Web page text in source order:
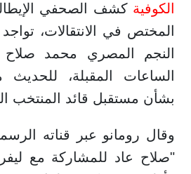
الكوفية كشف الصحفي
المختص في الانتقالات،
النجم المصري محمد صلاح
الساعات المقبلة، للحديث
بشأن مستقبل قائد المنتخب
وقال رومانو عبر قناته
"صلاح عاد للمشاركة مع